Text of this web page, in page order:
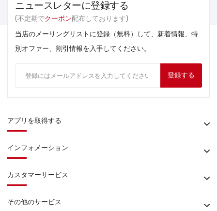
ニュースレターに登録する
(不定期でクーポン配布しております)
当店のメーリングリストに登録（無料）して、新着情報、特
別オファー、割引情報を入手してください。
登録する
アプリを取得する
インフォメーション
カスタマーサービス
その他のサービス